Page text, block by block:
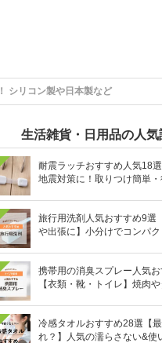
シリコン製や日本製など
生活雑貨・日用品の人気
耐震ラッチおすすめ人気18
地震対策に！取りつけ簡単
旅行用洗剤人気おすすめ9選
や出張に】小分けでコンパク
携帯用の消臭スプレー人気
【衣類・靴・トイレ】焼肉
冷感タオルおすすめ28選【
れ？】人気の濡らさない&使